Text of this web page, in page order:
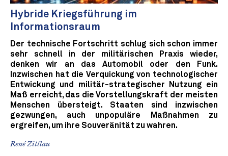
Hybride Kriegsführung im
Informationsraum
Der technische Fortschritt schlug sich schon immer
sehr schnell in der militärischen Praxis wieder,
denken wir an das Automobil oder den Funk.
Inzwischen hat die Verquickung von technologischer
Entwickung und militär-strategischer Nutzung ein
Maß erreicht, das die Vorstellungskraft der meisten
Menschen übersteigt. Staaten sind inzwischen
gezwungen, auch unpopuläre Maßnahmen zu
ergreifen, um ihre Souveränität zu wahren.
René Zittlau